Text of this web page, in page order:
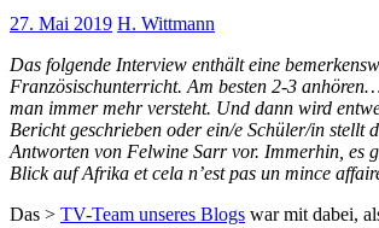
27. Mai 2019 H. Wittmann
Das folgende Interview enthält eine
Französischunterricht. Am besten 2-3
man immer mehr versteht. Und dann wird
Bericht geschrieben oder ein/e Schüler/in stellt
Antworten von Felwine Sarr vor. Immerhin, es
Blick auf Afrika et cela n’est pas un mince
Das > TV-Team unseres Blogs war mit dabei,